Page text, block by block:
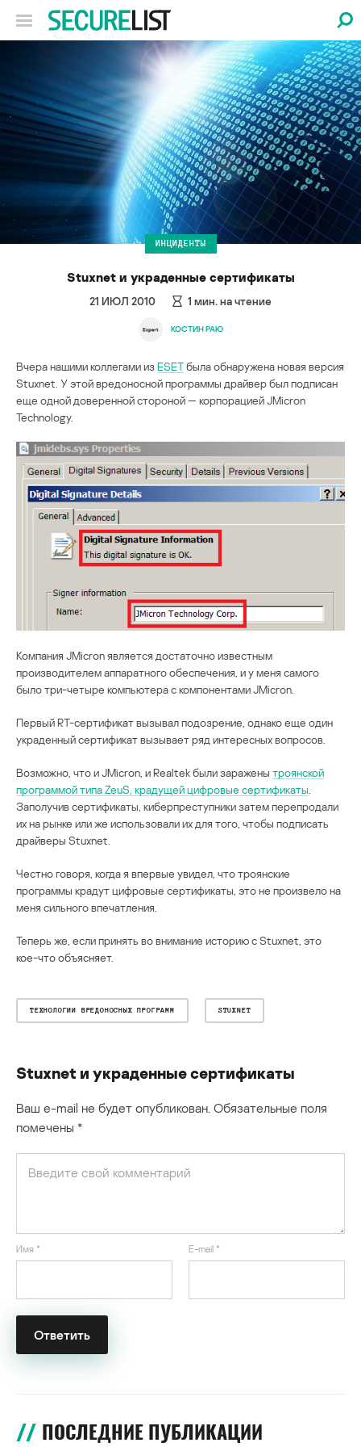
ИНЦИДЕНТЫ
Stuxnet и украденные сертификаты
21 ИЮЛ 2010 1 мин. на чтение
КОСТИН РАЮ
Вчера нашими коллегами изESETбыла обнаружена новая версия
Stuxnet. У этой вредоносной программы драйвер был подписан
еще одной доверенной стороной — корпорацией JMicron
Technology.
Компания JMicron является достаточно известным
производителем аппаратного обеспечения, и у меня самого
было три-четыре компьютера с компонентами JMicron.
Первый RT-сертификат вызывал подозрение, однако еще один
украденный сертификат вызывает ряд интересных вопросов.
Возможно, что и JMicron, и Realtek были заражены троянской
программой типа ZeuS, крадущей цифровые сертификаты
Заполучив сертификаты, киберпреступники затем перепродали
их на рынке или же использовали их для того, чтобы подписать
драйверы Stuxnet.
Честно говоря, когда я впервые увидел, что троянские
программы крадут цифровые сертификаты, это не произвело на
меня сильного впечатления.
Теперь же, если принять во внимание историю с Stuxnet, это
кое-что объясняет.
ТЕХНОЛОГИИ ВРЕДОНОСНЫХ ПРОГРАММ STUXNET
Stuxnet и украденные сертификаты
Ваш e-mail не будет опубликован. Обязательные поля
помечены *
Имя * E-mail *
ПОСЛЕДНИЕ ПУБЛИКАЦИИ